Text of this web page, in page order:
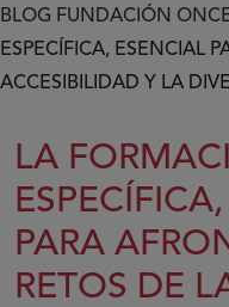
Ruta de
BLOG FUNDACIÓN
ESPECÍFICA, ESENCIAL
ACCESIBILIDAD Y LA
LA
PARA
RETOS DE